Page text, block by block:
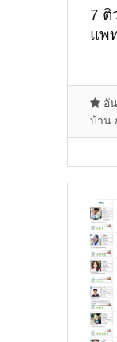
7 ติ
แพ
อั
บ้าน